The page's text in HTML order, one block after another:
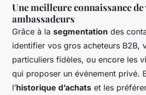
Une meilleure connaissance de
ambassadeurs
Grâce à la segmentation des
identifier vos gros acheteurs B2B,
particuliers fidèles, ou encore les
qui proposer un événement privé.
l’historique d’achats et les